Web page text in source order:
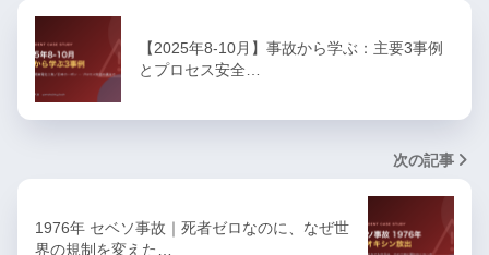
【2025年8-10月】事故から学ぶ：主要3事例
とプロセス安全…
次の記事
1976年 セベソ事故｜死者ゼロなのに、なぜ世
界の規制を変えた…